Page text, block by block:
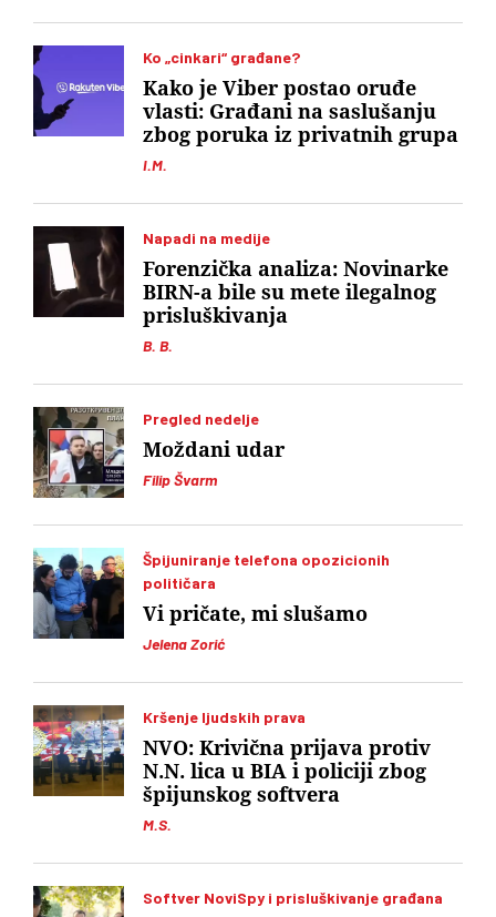
Ko „cinkari“ građane?
I.M.
Kako je Viber postao oruđe
vlasti: Građani na saslušanju
zbog poruka iz privatnih grupa
Napadi na medije
B. B.
Forenzička analiza: Novinarke
BIRN-a bile su mete ilegalnog
prisluškivanja
Pregled nedelje
Filip Švarm
Moždani udar
Špijuniranje telefona opozicionih
političara
Jelena Zorić
Vi pričate, mi slušamo
Kršenje ljudskih prava
M.S.
NVO: Krivična prijava protiv
N.N. lica u BIA i policiji zbog
špijunskog softvera
Softver NoviSpy i prisluškivanje građana